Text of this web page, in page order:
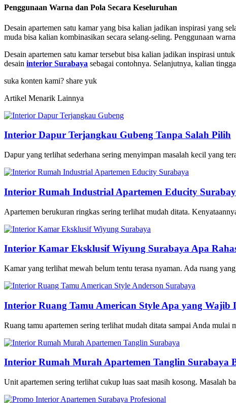
Penggunaan Warna dan Pola Secara Keseluruhan
Desain apartemen satu kamar yang bisa kalian jadikan inspirasi yang
muda bisa kalian kombinasikan secara selang-seling. Penggunaan
Desain apartemen satu kamar tersebut bisa kalian jadikan inspirasi
desain interior Surabaya sebagai contohnya. Selanjutnya, kalian
suka konten kami? share yuk
Artikel Menarik Lainnya
Interior Dapur Terjangkau Gubeng Tanpa Salah Pilih
Dapur yang terlihat sederhana sering menyimpan masalah kecil yang
Interior Rumah Industrial Apartemen Educity
Apartemen berukuran ringkas sering terlihat mudah ditata.
Interior Kamar Eksklusif Wiyung Surabaya Apa
Kamar yang terlihat mewah belum tentu terasa nyaman. Ada ruang
Interior Ruang Tamu American Style Apa yang Wajib
Ruang tamu apartemen sering terlihat mudah ditata sampai Anda
Interior Rumah Murah Apartemen Tanglin Surabaya
Unit apartemen sering terlihat cukup luas saat masih kosong. Masalah